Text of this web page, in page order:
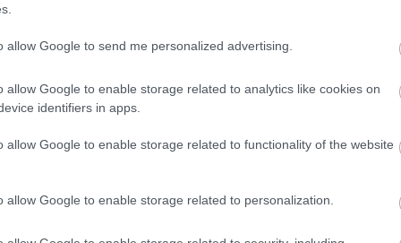
allow Google to send me personalized advertising.
allow Google to enable storage related to analytics like cookies on
identifiers in apps.
allow Google to enable storage related to functionality of the website
allow Google to enable storage related to personalization.
Τοπικές βροχές ή όμβροι θα
και απογευματινές ώρες, με
στα ορεινά της Ηπείρου.
4 και τοπικά έως 5 μποφόρ.
ηπειρωτικά τοπικά έως 27 βαθμούς
3 με 4 βαθμούς χαμηλότερη.
ΑΝΑΤΟΛΙΚΗ ΠΕΛΟΠΟΝΝΗΣΟΣ
που τις μεσημβρινές –
πυκνώσουν και στη Θεσσαλία θα